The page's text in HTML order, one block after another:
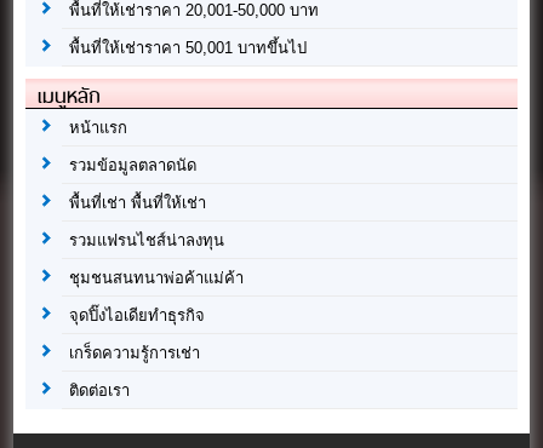
พื้นที่ให้เช่าราคา 20,001-50,000 บาท
พื้นที่ให้เช่าราคา 50,001 บาทขึ้นไป
เมนูหลัก
หน้าแรก
รวมข้อมูลตลาดนัด
พื้นที่เช่า พื้นที่ให้เช่า
รวมแฟรนไชส์น่าลงทุน
ชุมชนสนทนาพ่อค้าแม่ค้า
จุดปิ๊งไอเดียทำธุรกิจ
เกร็ดความรู้การเช่า
ติดต่อเรา